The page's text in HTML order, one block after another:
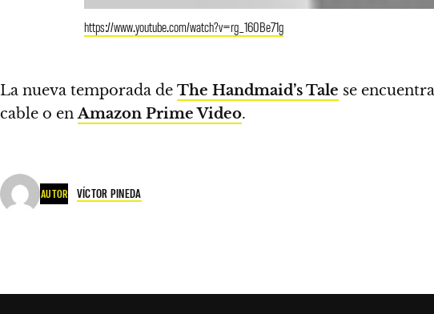
https://www.youtube.com/watch?v=rg_160Be71g
La nueva temporada de The Handmaid’s Tale se
cable o enAmazon Prime Video.
AUTOR VÍCTOR PINEDA